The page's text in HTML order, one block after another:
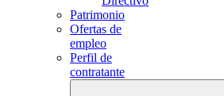
Patrimonio
Ofertas de
empleo
Perfil de
contratante